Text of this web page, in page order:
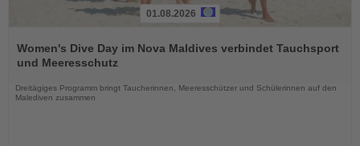
Sie
die
01.08.2026
Women's Dive Day im Nova Maldives verbindet Tauchsport
und Meeresschutz
Dreitägiges Programm bringt Taucherinnen, Meeresschützer und Schülerinnen auf den
Malediven zusammen